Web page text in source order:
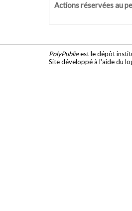
Actions réservées au
PolyPublieest le dépôt
Site développé à l'aide du